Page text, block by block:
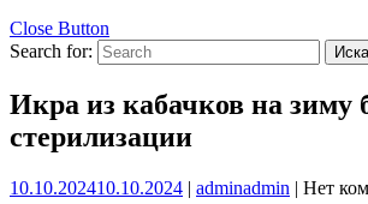
Close Button
Search for:
Икра из кабачков на зиму
стерилизации
10.10.202410.10.2024 | adminadmin | Нет